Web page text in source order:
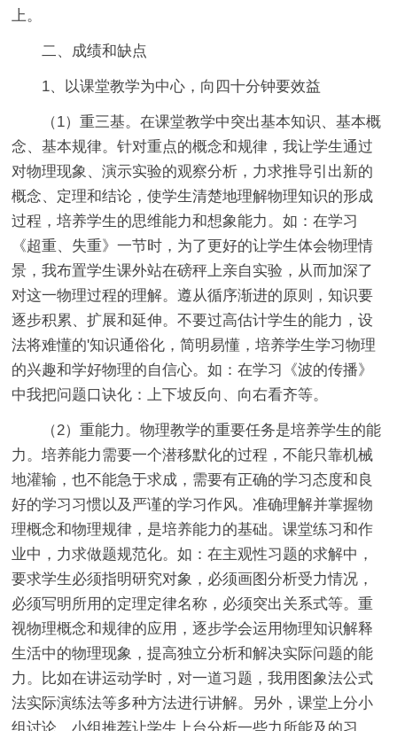
上。
二、成绩和缺点
1、以课堂教学为中心，向四十分钟要效益
（1）重三基。在课堂教学中突出基本知识、基本概
念、基本规律。针对重点的概念和规律，我让学生通过
对物理现象、演示实验的观察分析，力求推导引出新的
概念、定理和结论，使学生清楚地理解物理知识的形成
过程，培养学生的思维能力和想象能力。如：在学习
《超重、失重》一节时，为了更好的让学生体会物理情
景，我布置学生课外站在磅秤上亲自实验，从而加深了
对这一物理过程的理解。遵从循序渐进的原则，知识要
逐步积累、扩展和延伸。不要过高估计学生的能力，设
法将难懂的'知识通俗化，简明易懂，培养学生学习物理
的兴趣和学好物理的自信心。如：在学习《波的传播》
中我把问题口诀化：上下坡反向、向右看齐等。
（2）重能力。物理教学的重要任务是培养学生的能
力。培养能力需要一个潜移默化的过程，不能只靠机械
地灌输，也不能急于求成，需要有正确的学习态度和良
好的学习习惯以及严谨的学习作风。准确理解并掌握物
理概念和物理规律，是培养能力的基础。课堂练习和作
业中，力求做题规范化。如：在主观性习题的求解中，
要求学生必须指明研究对象，必须画图分析受力情况，
必须写明所用的定理定律名称，必须突出关系式等。重
视物理概念和规律的应用，逐步学会运用物理知识解释
生活中的物理现象，提高独立分析和解决实际问题的能
力。比如在讲运动学时，对一道习题，我用图象法公式
法实际演练法等多种方法进行讲解。另外，课堂上分小